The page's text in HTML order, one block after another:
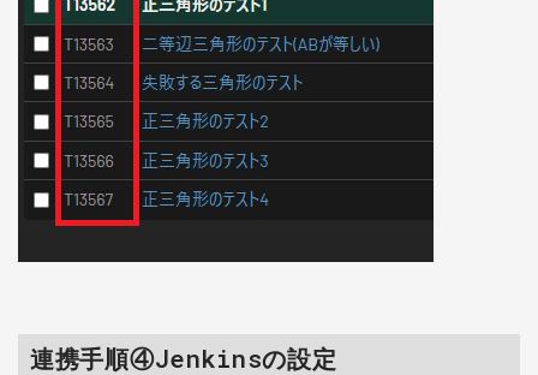
連携手順④Jenkinsの設定